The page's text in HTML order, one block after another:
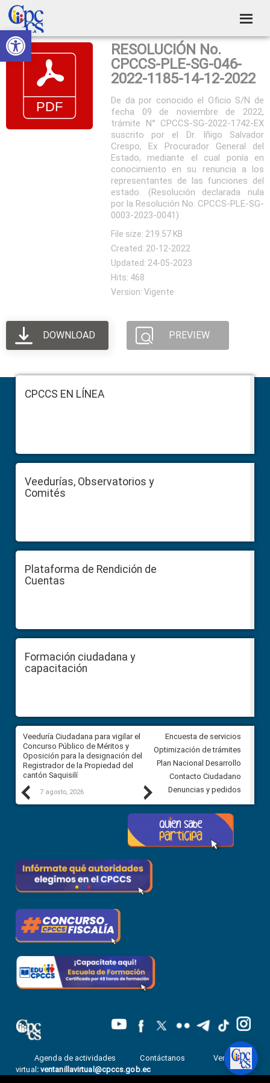
Abrir barra de herramientas
Skip
to
primary
navigation
Skip
to
main
content
Skip
to
primary
sidebar
Skip
to
footer
Consejo
de
Participación
Ciudadana
Construyendo
Poder
RESOLUCIÓN No.
CPCCS-PLE-SG-046-
2022-1185-14-12-2022
De da por conocido el Oficio S/N de
fecha 09 de noviembre de 2022,
trámite N° CPCCS-SG-2022-1742-EX
suscrito por el Dr. Iñigo Salvador
Crespo, Ex Procurador General del
Estado, mediante el cual ponía en
conocimiento en su renuncia a los
representantes de las funciones del
estado. (Resolución declarada nula
por la Resolución No. CPCCS-PLE-SG-
0003-2023-0041)
File size: 219.57 KB
Created: 20-12-2022
Updated: 24-05-2023
Hits: 468
Version: Vigente
DOWNLOAD PREVIEW
FooterCPCCS EN LÍNEA
Veedurías, Observatorios y
Comités
Plataforma de Rendición de
Cuentas
Formación ciudadana y
capacitación
Previous
Veeduría Ciudadana para vigilar el
Concurso Público de Méritos y
Oposición para la designación del
Registrador de la Propiedad del
cantón Saquisilí
7 agosto, 2026
Veeduría Ciudadana para
construcción del asfaltado de
Ballenita del cantón Santa
7 agosto, 2026
Next
Encuesta de servicios
Optimización de trámites
Plan Nacional Desarrollo
Contacto Ciudadano
Denuncias y pedidos
Agenda de actividades Contáctanos
Ventanilla
virtual : ventanillavirtual@cpccs.gob.ec